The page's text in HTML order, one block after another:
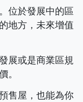
位於發展中的區
地方，未來增值
展或是商業區規
。
售屋，也能為你